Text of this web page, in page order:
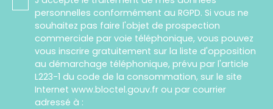
personnelles conformément au RGPD. Si vous ne
souhaitez pas faire l'objet de prospection
commerciale par voie téléphonique, vous pouvez
vous inscrire gratuitement sur la liste d'opposition
au démarchage téléphonique, prévu par l'article
L223-1 du code de la consommation, sur le site
Internet www.bloctel.gouv.fr ou par courrier
adressé à :